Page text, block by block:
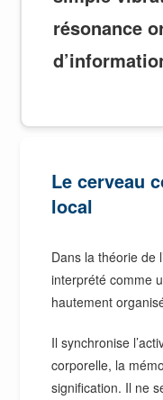
résonance
Le cerveau
local
Dans la théorie de
interprété comme
hautement
Il synchronise
corporelle, la
signification. Il ne